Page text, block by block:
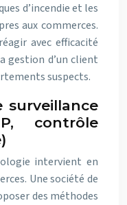
d’incendie et les
aux commerces.
avec efficacité
gestion d’un client
suspects.
surveillance
contrôle
intervient en
Une société de
des méthodes